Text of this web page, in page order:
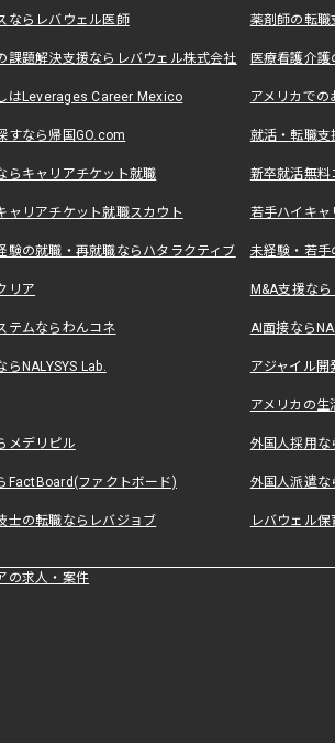
ならレバウェル医師 薬剤師の転
課題解決支援ならレバウェル株式会社 医療看護介
はLeverages Career Mexico アメリカで
すなら帰国GO.com 就活・転職
らキャリアチケット就職 新卒就活無料
ャリアチケット就職スカウト 若手ハイキ
験の就職・再就職ならハタラクティブ 未経験・若手
リア M&A支援な
テムならわんコネ AI面接なら
NALYSYS Lab. アジャイル
アメリカの
メデリピル 外国人採用
FactBoard(ファクトボード) 外国人派遣な
士の転職ならレバジョブ レバウェル
の求人・案件